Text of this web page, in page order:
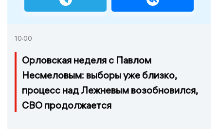
10:00
Орловская неделя с Павлом
Несмеловым: выборы уже близко,
процесс над Лежневым возобновился,
СВО продолжается